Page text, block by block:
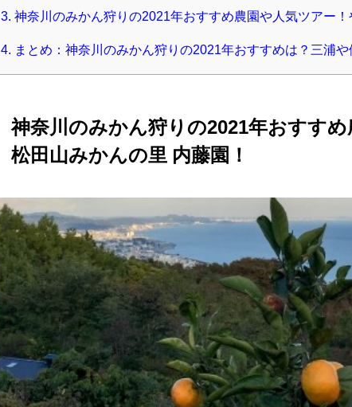
3. 神奈川のみかん狩りの2021年おすすめ農園や人気ツアー！
4. まとめ：神奈川のみかん狩りの2021年おすすめは？三浦
神奈川のみかん狩りの2021年おすすめ
松田山みかんの里 内藤園 ！